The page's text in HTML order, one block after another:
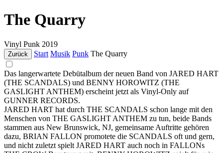
The Quarry
Vinyl Punk 2019
Zurück Start Musik Punk The Quarry
Das langerwartete Debütalbum der neuen Band von JARED HART
(THE SCANDALS) und BENNY HOROWITZ (THE
GASLIGHT ANTHEM) erscheint jetzt als Vinyl-Only auf
GUNNER RECORDS.
JARED HART hat durch THE SCANDALS schon lange mit den
Menschen von THE GASLIGHT ANTHEM zu tun, beide Bands
stammen aus New Brunswick, NJ, gemeinsame Auftritte gehören
dazu, BRIAN FALLON promotete die SCANDALS oft und gern,
und nicht zuletzt spielt JARED HART auch noch in FALLONs